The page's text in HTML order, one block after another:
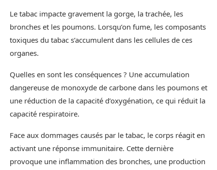
Le tabac impacte gravement la gorge, la trachée, les
bronches et les poumons. Lorsqu’on fume, les composants
toxiques du tabac s’accumulent dans les cellules de ces
organes.
Quelles en sont les conséquences ? Une accumulation
dangereuse de monoxyde de carbone dans les poumons et
une réduction de la capacité d’oxygénation, ce qui réduit la
capacité respiratoire.
Face aux dommages causés par le tabac, le corps réagit en
activant une réponse immunitaire. Cette dernière
provoque une inflammation des bronches, une production